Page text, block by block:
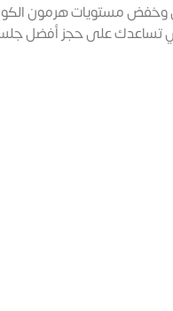
مستويات هرمون
التي تساعدك على حجز أفضل